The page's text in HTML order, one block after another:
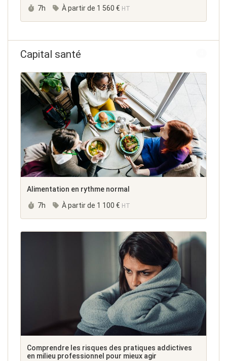
Durée :
7h À partir de 1 560 € HT
Capital santé
Alimentation en rythme normal
Durée :
7h À partir de 1 100 € HT
Comprendre les risques des pratiques addictives
en milieu professionnel pour mieux agir